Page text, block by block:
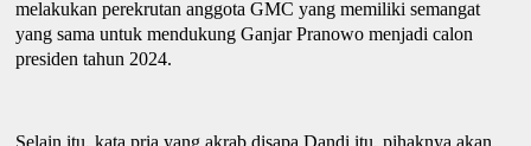
melakukan perekrutan anggota GMC yang memiliki semangat
yang sama untuk mendukung Ganjar Pranowo menjadi calon
presiden tahun 2024.